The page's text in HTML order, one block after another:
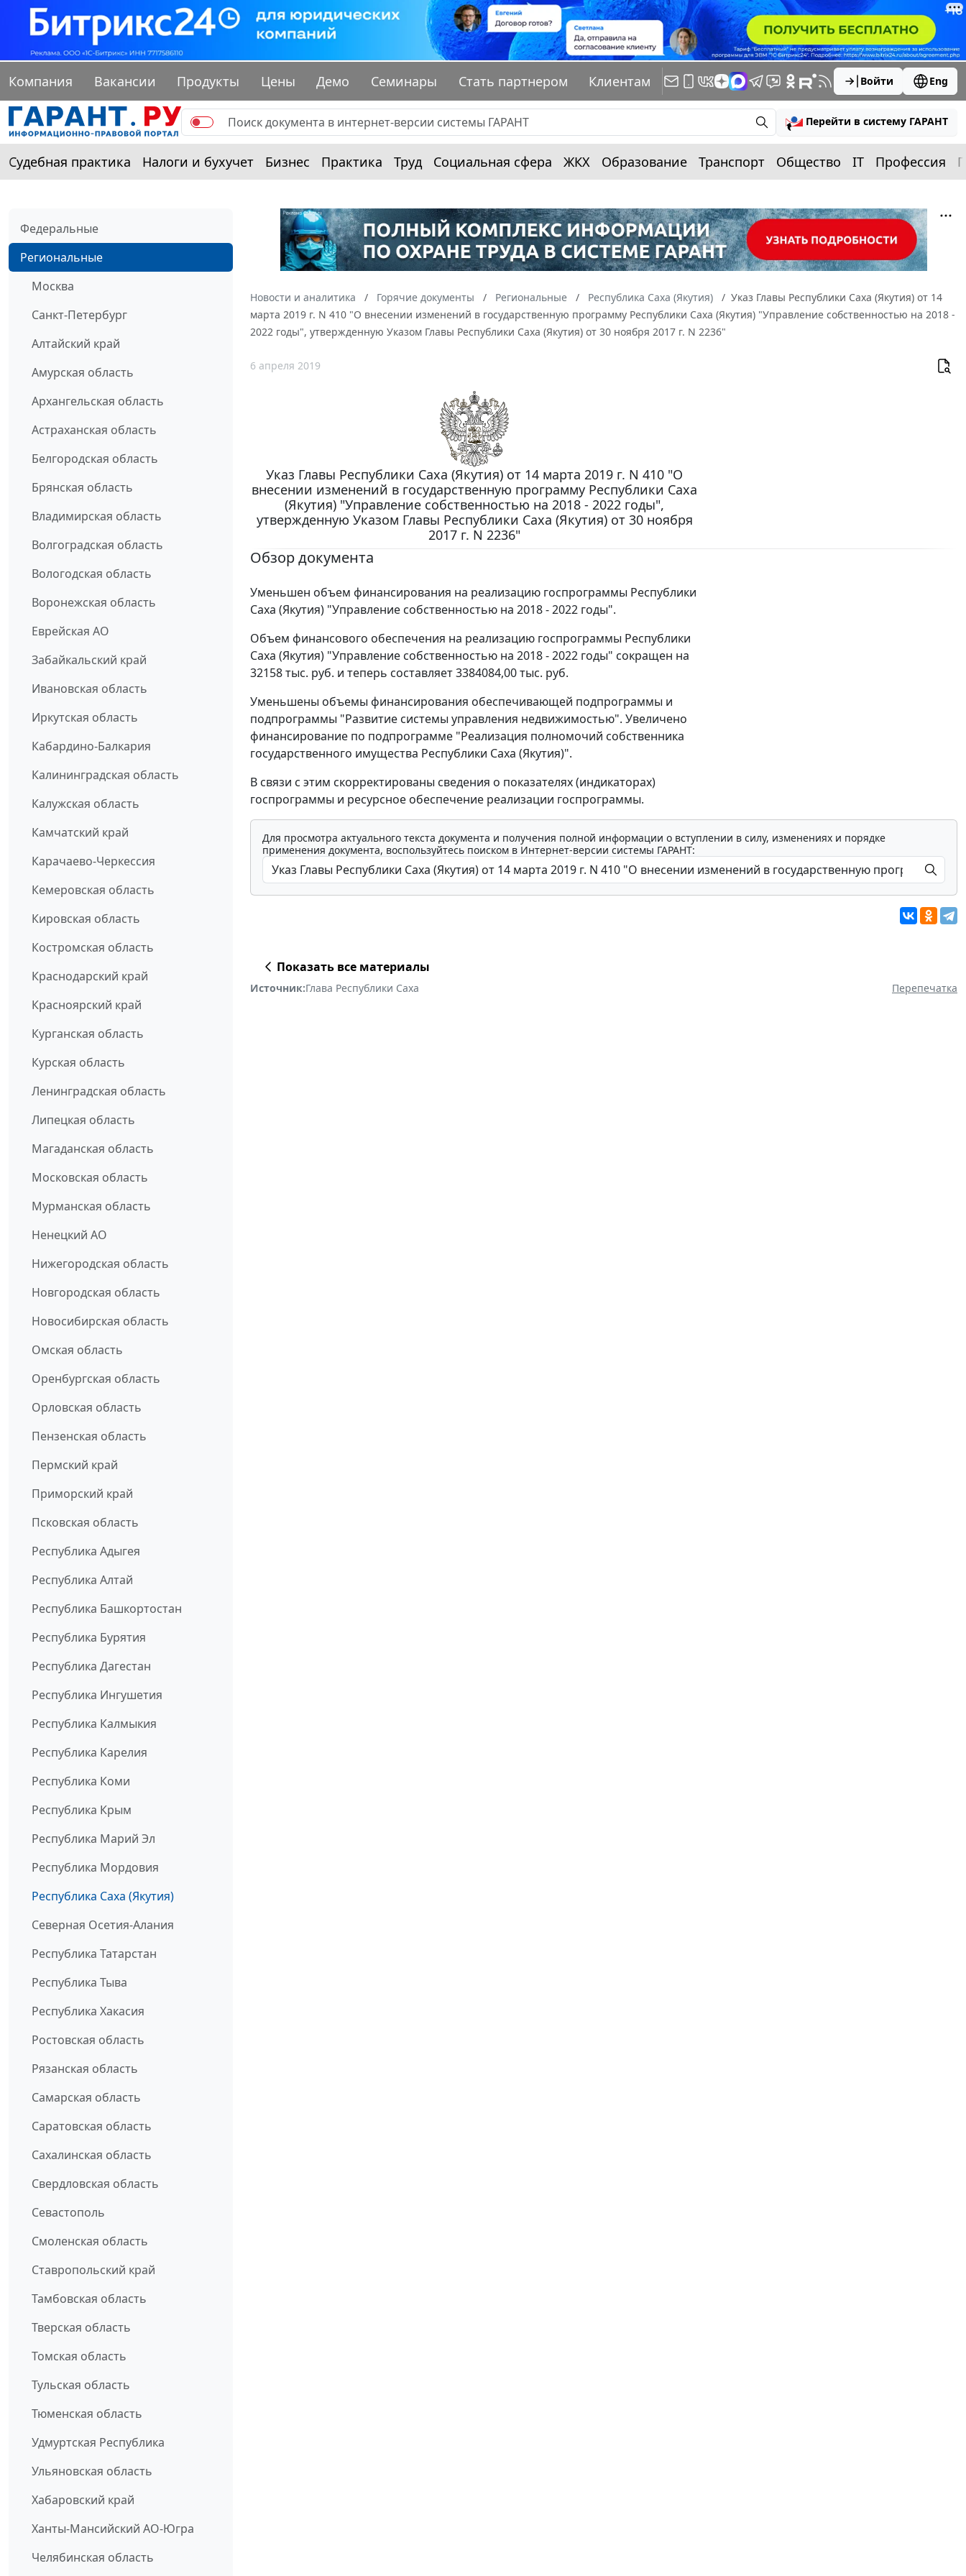
Компания Вакансии Продукты Цены Демо Семинары Стать партнером Клиентам Войти Eng
Перейти в систему ГАРАНТ
Судебная практика Налоги и бухучет Бизнес Практика Труд Социальная сфера ЖКХ Образование Транспорт Общество IT Профессия
Федеральные
Региональные
Москва
Санкт-Петербург
Алтайский край
Амурская область
Архангельская область
Астраханская область
Белгородская область
Брянская область
Владимирская область
Волгоградская область
Вологодская область
Воронежская область
Еврейская АО
Забайкальский край
Ивановская область
Иркутская область
Кабардино-Балкария
Калининградская область
Калужская область
Камчатский край
Карачаево-Черкессия
Кемеровская область
Кировская область
Костромская область
Краснодарский край
Красноярский край
Курганская область
Курская область
Ленинградская область
Липецкая область
Магаданская область
Московская область
Мурманская область
Ненецкий АО
Нижегородская область
Новгородская область
Новосибирская область
Омская область
Оренбургская область
Орловская область
Пензенская область
Пермский край
Приморский край
Псковская область
Республика Адыгея
Республика Алтай
Республика Башкортостан
Республика Бурятия
Республика Дагестан
Республика Ингушетия
Республика Калмыкия
Республика Карелия
Республика Коми
Республика Крым
Республика Марий Эл
Республика Мордовия
Республика Саха (Якутия)
Северная Осетия-Алания
Республика Татарстан
Республика Тыва
Республика Хакасия
Ростовская область
Рязанская область
Самарская область
Саратовская область
Сахалинская область
Свердловская область
Севастополь
Смоленская область
Ставропольский край
Тамбовская область
Тверская область
Томская область
Тульская область
Тюменская область
Удмуртская Республика
Ульяновская область
Хабаровский край
Ханты-Мансийский АО-Югра
Челябинская область
Новости и аналитика Горячие документы Региональные Республика Саха (Якутия)
Указ Главы Республики Саха (Якутия) от 14
марта 2019 г. N 410 "О внесении изменений в государственную программу Республики Саха (Якутия) "Управление собственностью на 2018 -
2022 годы", утвержденную Указом Главы Республики Саха (Якутия) от 30 ноября 2017 г. N 2236"
6 апреля 2019
Указ Главы Республики Саха (Якутия) от 14 марта 2019 г. N 410 "О
внесении изменений в государственную программу Республики Саха
(Якутия) "Управление собственностью на 2018 - 2022 годы",
утвержденную Указом Главы Республики Саха (Якутия) от 30 ноября
2017 г. N 2236"
Обзор документа
Уменьшен объем финансирования на реализацию госпрограммы Республики
Саха (Якутия) "Управление собственностью на 2018 - 2022 годы".
Объем финансового обеспечения на реализацию госпрограммы Республики
Саха (Якутия) "Управление собственностью на 2018 - 2022 годы" сокращен на
32158 тыс. руб. и теперь составляет 3384084,00 тыс. руб.
Уменьшены объемы финансирования обеспечивающей подпрограммы и
подпрограммы "Развитие системы управления недвижимостью". Увеличено
финансирование по подпрограмме "Реализация полномочий собственника
государственного имущества Республики Саха (Якутия)".
В связи с этим скорректированы сведения о показателях (индикаторах)
госпрограммы и ресурсное обеспечение реализации госпрограммы.
Для просмотра актуального текста документа и получения полной информации о вступлении в силу, изменениях и порядке
применения документа, воспользуйтесь поиском в Интернет-версии системы ГАРАНТ:
Показать все материалы
Источник:Глава Республики Саха Перепечатка